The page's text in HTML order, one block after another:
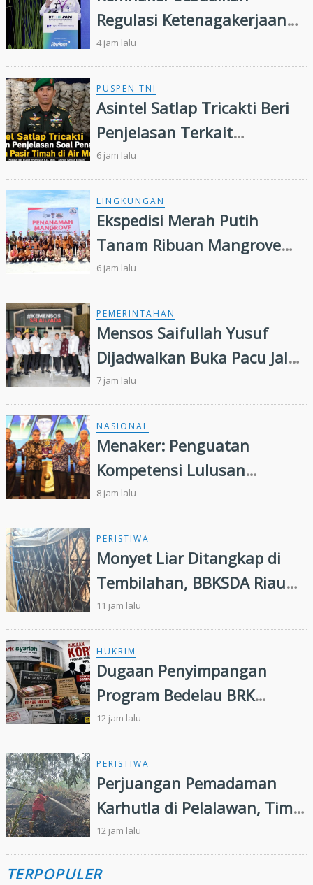
Regulasi Ketenagakerjaan
Hadapi Dinamika Dunia
Kerja
4 jam lalu
PUSPEN TNI
Asintel Satlap Tricakti Beri
Penjelasan Terkait
Penanganan 53 Ton Pasir
Timah di Air Merbau
6 jam lalu
LINGKUNGAN
Ekspedisi Merah Putih
Tanam Ribuan Mangrove
dan Serahkan Bantuan
Nelayan di Pulau Rupat
6 jam lalu
PEMERINTAHAN
Mensos Saifullah Yusuf
Dijadwalkan Buka Pacu Jalur
2026 dan Resmikan Sekolah
Rakyat di Kuansing
7 jam lalu
NASIONAL
Menaker: Penguatan
Kompetensi Lulusan
Perguruan Tinggi Penting
untuk Menjawab Kebutuhan
Dunia Kerja
8 jam lalu
PERISTIWA
Monyet Liar Ditangkap di
Tembilahan, BBKSDA Riau
Lakukan Identifikasi
11 jam lalu
HUKRIM
Dugaan Penyimpangan
Program Bedelau BRK
Syariah, LSM Minta Kejati
Riau Periksa Direksi
12 jam lalu
PERISTIWA
Perjuangan Pemadaman
Karhutla di Pelalawan, Tim
Manggala Agni Jalan Kaki
Hingga Dua Kilometer
12 jam lalu
TERPOPULER